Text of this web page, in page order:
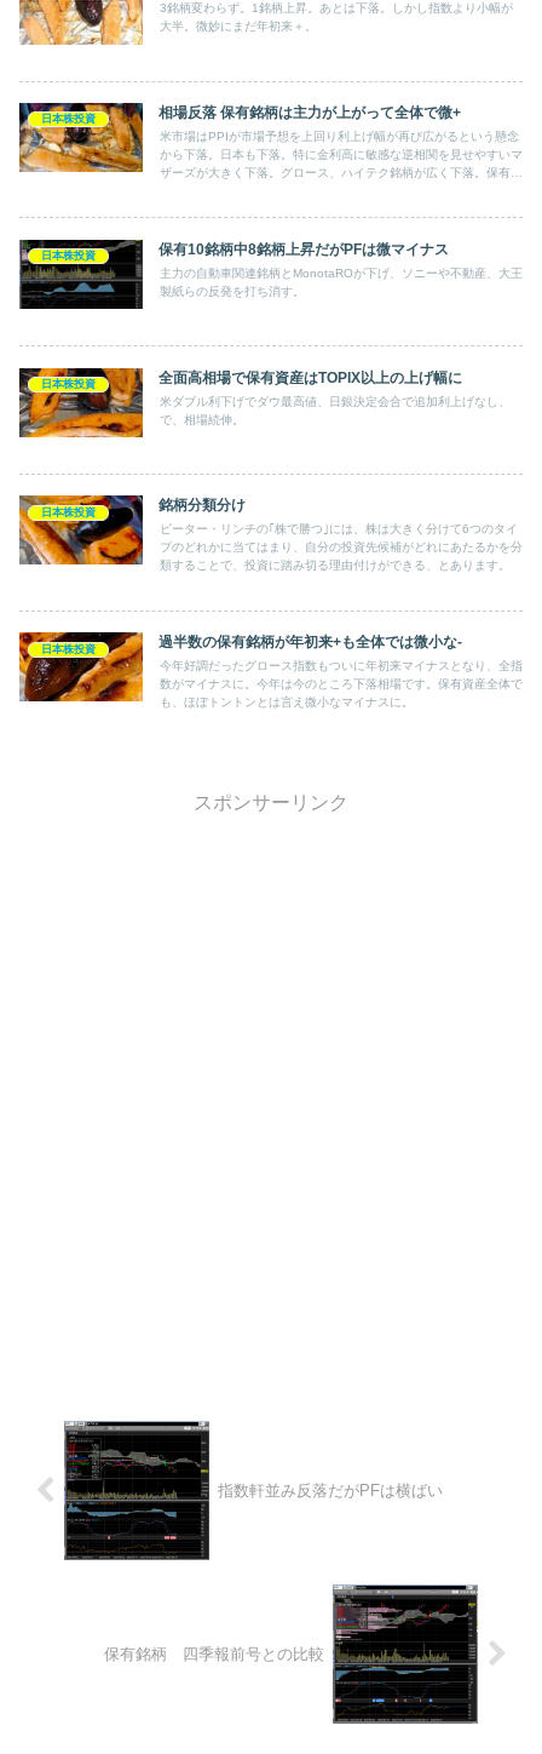
3銘柄変わらず。1銘柄上昇。あとは下落。しかし指数より小幅が
大半。微妙にまだ年初来＋。
日本株投資 相場反落 保有銘柄は主力が上がって全体で微+
米市場はPPIが市場予想を上回り利上げ幅が再び広がるという懸念
から下落。日本も下落。特に金利高に敏感な逆相関を見せやすいマ
ザーズが大きく下落。グロース、ハイテク銘柄が広く下落。保有銘
日本株投資 保有10銘柄中8銘柄上昇だがPFは微マイナス
主力の自動車関連銘柄とMonotaROが下げ、ソニーや不動産、大王
製紙らの反発を打ち消す。
日本株投資 全面高相場で保有資産はTOPIX以上の上げ幅に
米ダブル利下げでダウ最高値、日銀決定会合で追加利上げなし、
で、相場続伸。
日本株投資 銘柄分類分け
ピーター・リンチの｢株で勝つ｣には、株は大きく分けて6つのタイ
プのどれかに当てはまり、自分の投資先候補がどれにあたるかを分
類することで、投資に踏み切る理由付けができる、とあります。
日本株投資 過半数の保有銘柄が年初来+も全体では微小な-
今年好調だったグロース指数もついに年初来マイナスとなり、全指
数がマイナスに。今年は今のところ下落相場です。保有資産全体で
も、ほぼトントンとは言え微小なマイナスに。
スポンサーリンク
指数軒並み反落だがPFは横ばい
保有銘柄 四季報前号との比較